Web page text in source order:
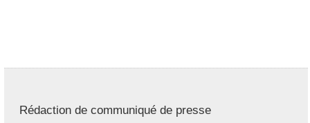
Rédaction de communiqué de presse